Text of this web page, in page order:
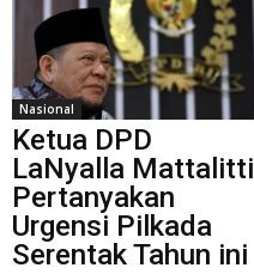
Nasional
Ketua DPD
LaNyalla Mattalitti
Pertanyakan
Urgensi Pilkada
Serentak Tahun ini